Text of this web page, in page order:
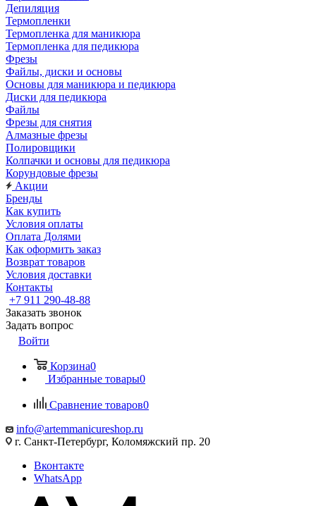
Депиляция
Термопленки
Термопленка для маникюра
Термопленка для педикюра
Фрезы
Файлы, диски и основы
Основы для маникюра и педикюра
Диски для педикюра
Файлы
Фрезы для снятия
Алмазные фрезы
Полировщики
Колпачки и основы для педикюра
Корундовые фрезы
Акции
Бренды
Как купить
Условия оплаты
Оплата Долями
Как оформить заказ
Возврат товаров
Условия доставки
Контакты
+7 911 290-48-88
Заказать звонок
Задать вопрос
Войти
Корзина0
Избранные товары0
Сравнение товаров0
info@artemmanicureshop.ru
г. Санкт-Петербург, Коломяжский пр. 20
Вконтакте
WhatsApp